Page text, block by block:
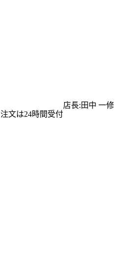
店長:田中 一修
注文は24時間受付